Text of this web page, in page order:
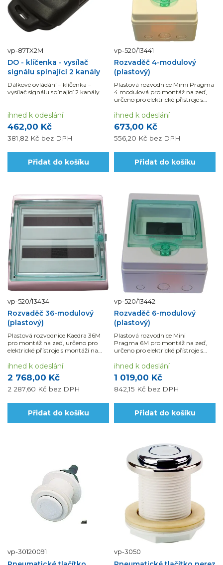
vp-87TX2M
DO - klíčenka - vysílač
signálu spínající 2 kanály
Dálkové ovládání – klíčenka –
vysílač signálu spínající 2 kanály.
462,00 Kč
381,82 Kč bez DPH
ihned k odeslání
Přidat do košíku
vp-520/13441
Rozvaděč 4-modulový
(plastový)
Plastová rozvodnice Mimi Pragma
4 modulová pro montáž na zeď,
určeno pro elektrické přístroje s
673,00 Kč
556,20 Kč bez DPH
ihned k odeslání
Přidat do košíku
vp-520/13434
Rozvaděč 36-modulový
(plastový)
Plastová rozvodnice Kaedra 36M
pro montáž na zeď, určeno pro
elektrické přístroje s montáží na
2 768,00 Kč
2 287,60 Kč bez DPH
ihned k odeslání
Přidat do košíku
vp-520/13442
Rozvaděč 6-modulový
(plastový)
Plastová rozvodnice Mini
Pragma 6M pro montáž na zeď,
určeno pro elektrické přístroje s
1 019,00 Kč
842,15 Kč bez DPH
ihned k odeslání
Přidat do košíku
vp-30120091 vp-3050